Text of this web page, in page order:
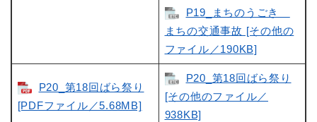
P19_まちのうごき
まちの交通事故 [その他の
ファイル／190KB]
P20_第18回ばら祭り
[PDFファイル／5.68MB]
P20_第18回ばら祭り
[その他のファイル／
938KB]